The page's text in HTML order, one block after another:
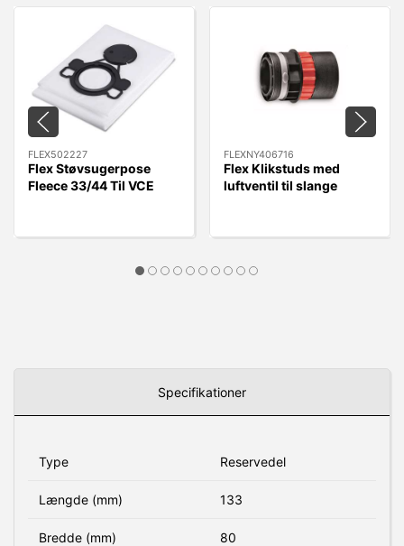
FLEX502227
Flex Støvsugerpose
Fleece 33/44 Til VCE
FLEXNY406716
Flex Klikstuds med
luftventil til slange
Specifikationer
Type Reservedel
Længde (mm) 133
Bredde (mm) 80